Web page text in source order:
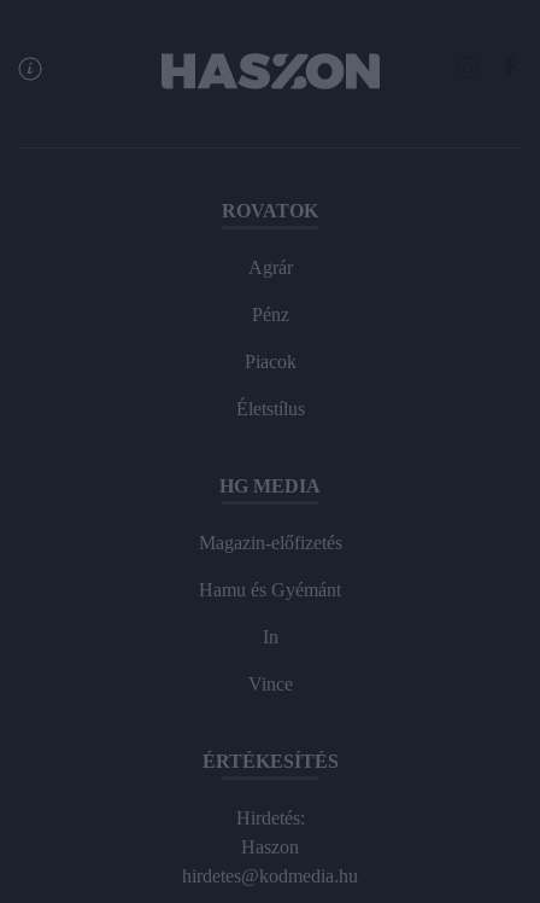
ROVATOK
Agrár
Pénz
Piacok
Életstílus
HG MEDIA
Magazin-előfizetés
Hamu és Gyémánt
In
Vince
ÉRTÉKESÍTÉS
Hirdetés:
Haszon
hirdetes@kodmedia.hu